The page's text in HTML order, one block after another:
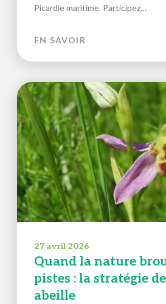
Picardie maritime. Participez…
EN SAVOIR
27 avril 2026
Quand la nature
pistes : la stratégie
abeille